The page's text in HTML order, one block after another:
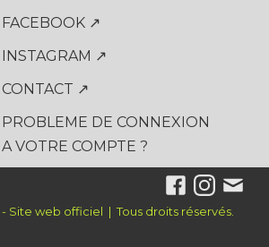
FACEBOOK ↗
INSTAGRAM ↗
CONTACT ↗
PROBLEME DE CONNEXION
A VOTRE COMPTE ?
Site web officiel | Tous droits réservés.